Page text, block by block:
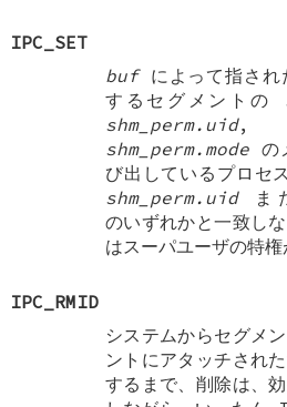
IPC_SET
bufによって指され
するセグメントの
shm_perm.uid,
shm_perm.modeの
び出しているプロセ
shm_perm.uidま
のいずれかと一致し
はスーパユーザの特権
IPC_RMID
システムからセグメ
ントにアタッチされ
するまで、削除は、